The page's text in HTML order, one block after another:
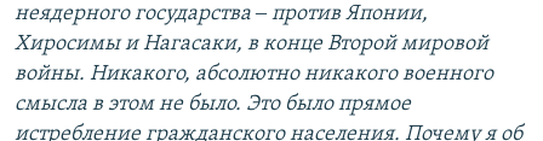
неядерного государства ‒ против Японии,
Хиросимы и Нагасаки, в конце Второй мировой
войны. Никакого, абсолютно никакого военного
смысла в этом не было. Это было прямое
истребление гражданского населения. Почему я об